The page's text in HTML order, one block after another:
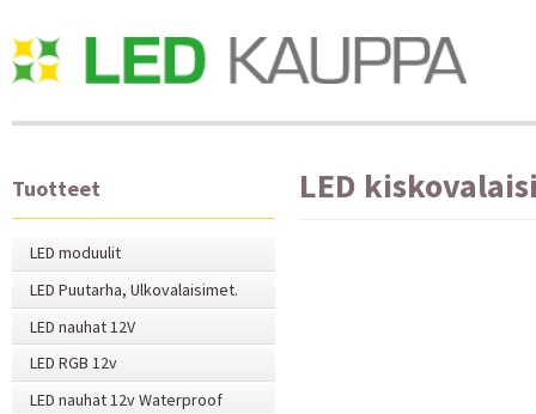
LED
Tuotteet
LED moduulit
LED Puutarha, Ulkovalaisimet.
LED nauhat 12V
LED RGB 12v
LED nauhat 12v Waterproof